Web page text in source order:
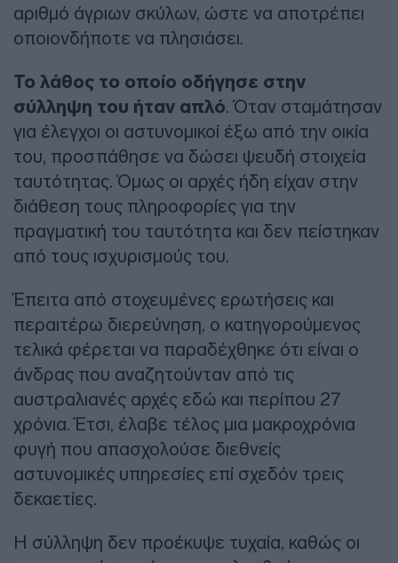
αριθμό άγριων σκύλων, ώστε να αποτρέπει
οποιονδήποτε να πλησιάσει.
Το λάθος το οποίο οδήγησε στην
σύλληψη του ήταν απλό. Όταν σταμάτησαν
για έλεγχοι οι αστυνομικοί έξω από την οικία
του, προσπάθησε να δώσει ψευδή στοιχεία
ταυτότητας. Όμως οι αρχές ήδη είχαν στην
διάθεση τους πληροφορίες για την
πραγματική του ταυτότητα και δεν πείστηκαν
από τους ισχυρισμούς του.
Έπειτα από στοχευμένες ερωτήσεις και
περαιτέρω διερεύνηση, ο κατηγορούμενος
τελικά φέρεται να παραδέχθηκε ότι είναι ο
άνδρας που αναζητούνταν από τις
αυστραλιανές αρχές εδώ και περίπου 27
χρόνια. Έτσι, έλαβε τέλος μια μακροχρόνια
φυγή που απασχολούσε διεθνείς
αστυνομικές υπηρεσίες επί σχεδόν τρεις
δεκαετίες.
Η σύλληψη δεν προέκυψε τυχαία, καθώς οι